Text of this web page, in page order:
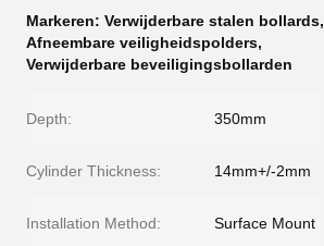
Markeren: Verwijderbare stalen bollards,
Afneembare veiligheidspolders,
Verwijderbare beveiligingsbollarden
Depth: 350mm
Cylinder Thickness: 14mm+/-2mm
Installation Method: Surface Mount